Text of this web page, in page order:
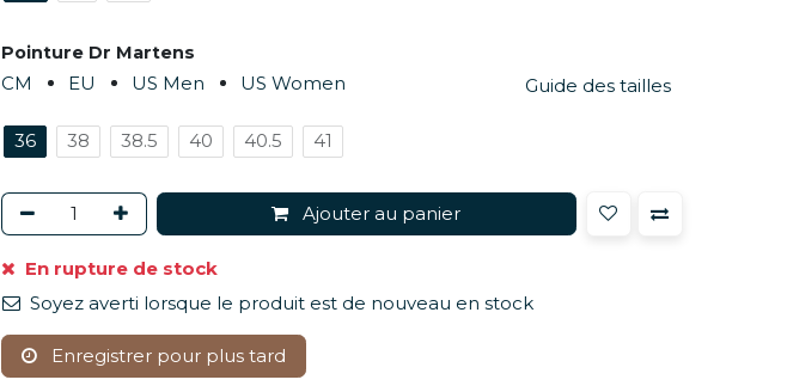
Pointure Dr Martens
CM EU US Men US Women Guide des tailles
36 38 38.5 40 40.5 41
Ajouter au panier
En rupture de stock
Soyez averti lorsque le produit est de nouveau en stock
Enregistrer pour plus tard